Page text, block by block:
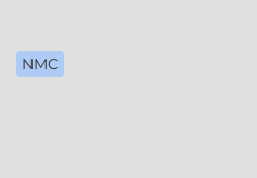
NMC